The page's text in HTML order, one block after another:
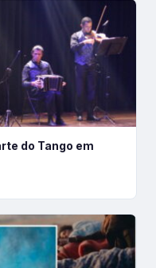
do Tango em